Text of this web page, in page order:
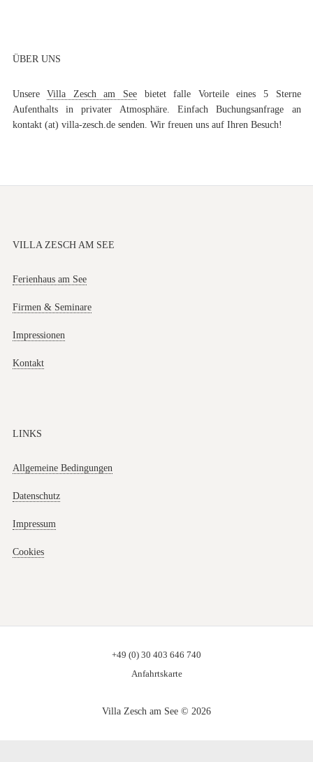
ÜBER UNS
UnsereVilla Zesch am Seebietet falle Vorteile eines 5 Sterne
Aufenthalts in privater Atmosphäre. Einfach Buchungsanfrage an
kontakt (at) villa-zesch.de senden. Wir freuen uns auf Ihren Besuch!
VILLA ZESCH AM SEE
Ferienhaus am See
Firmen & Seminare
Impressionen
Kontakt
LINKS
Allgemeine Bedingungen
Datenschutz
Impressum
Cookies
Villa Zesch am See © 2026
+49 (0) 30 403 646 740
Anfahrtskarte